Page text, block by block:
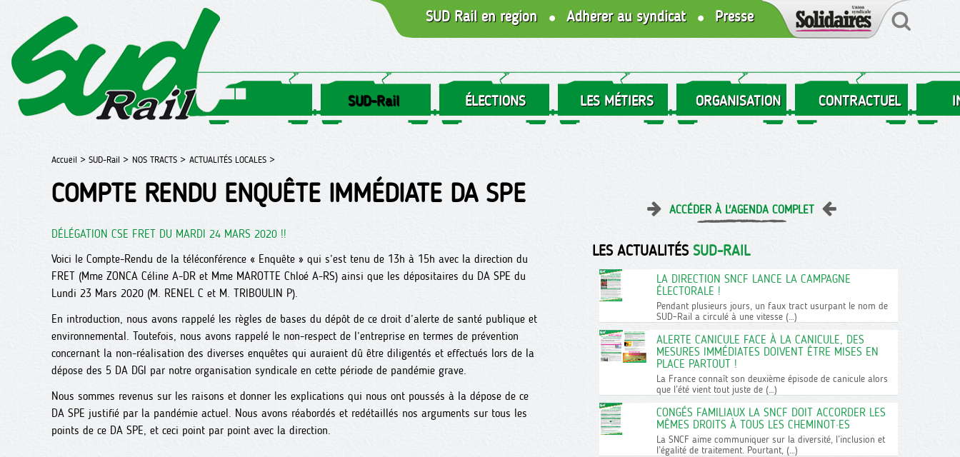
SUD Rail en région Adhérer au syndicat Presse
SUD-Rail ÉLECTIONS LES MÉTIERS ORGANISATION CONTRACTUEL
Accueil > SUD-Rail > NOS TRACTS > ACTUALITÉS LOCALES >
COMPTE RENDU ENQUÊTE IMMÉDIATE DA SPE
DÉLÉGATION CSE FRET DU MARDI 24 MARS 2020 !!
Voici le Compte-Rendu de la téléconférence « Enquête » qui s’est tenu de 13h à 15h avec la direction du
FRET (Mme ZONCA Céline A-DR et Mme MAROTTE Chloé A-RS) ainsi que les dépositaires du DA SPE du
Lundi 23 Mars 2020 (M. RENEL C et M. TRIBOULIN P).
En introduction, nous avons rappelé les règles de bases du dépôt de ce droit d’alerte de santé publique et
environnemental. Toutefois, nous avons rappelé le non-respect de l’entreprise en termes de prévention
concernant la non-réalisation des diverses enquêtes qui auraient dû être diligentés et effectués lors de la
dépose des 5 DA DGI par notre organisation syndicale en cette période de pandémie grave.
Nous sommes revenus sur les raisons et donner les explications qui nous ont poussés à la dépose de ce
DA SPE justifié par la pandémie actuel. Nous avons réabordés et redétaillés nos arguments sur tous les
points de ce DA SPE, et ceci point par point avec la direction.
ACCÉDER À L'AGENDA COMPLET
LES ACTUALITÉS SUD-RAIL
LA DIRECTION SNCF LANCE LA CAMPAGNE
ÉLECTORALE !
Pendant plusieurs jours, un faux tract usurpant le nom de
SUD-Rail a circulé à une vitesse (…)
ALERTE CANICULE FACE À LA CANICULE, DES
MESURES IMMÉDIATES DOIVENT ÊTRE MISES EN
PLACE PARTOUT !
La France connaît son deuxième épisode de canicule alors
que l’été vient tout juste de (…)
CONGÉS FAMILIAUX LA SNCF DOIT ACCORDER LES
MÊMES DROITS À TOUS LES CHEMINOT·ES
La SNCF aime communiquer sur la diversité, l’inclusion et
l’égalité de traitement. Pourtant, (…)